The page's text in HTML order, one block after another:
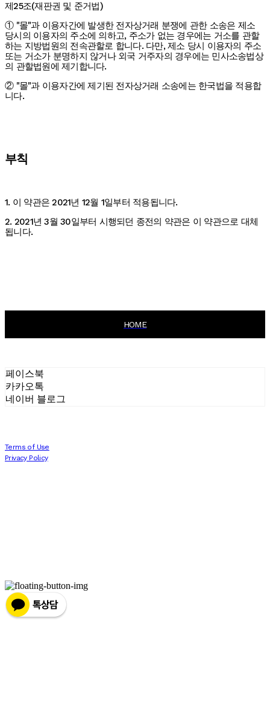
제25조(재판권 및 준거법)
① "몰"과 이용자간에 발생한 전자상거래 분쟁에 관한 소송은 제소
당시의 이용자의 주소에 의하고, 주소가 없는 경우에는 거소를 관할
하는 지방법원의 전속관할로 합니다. 다만, 제소 당시 이용자의 주소
또는 거소가 분명하지 않거나 외국 거주자의 경우에는 민사소송법상
의 관할법원에 제기합니다.
② "몰"과 이용자간에 제기된 전자상거래 소송에는 한국법을 적용합
니다.
부칙
1. 이 약관은 2021년 12월 1일부터 적용됩니다.
2. 2021년 3월 30일부터 시행되던 종전의 약관은 이 약관으로 대체
됩니다.
HOME
페이스북
카카오톡
네이버 블로그
Terms of Use
Privacy Policy